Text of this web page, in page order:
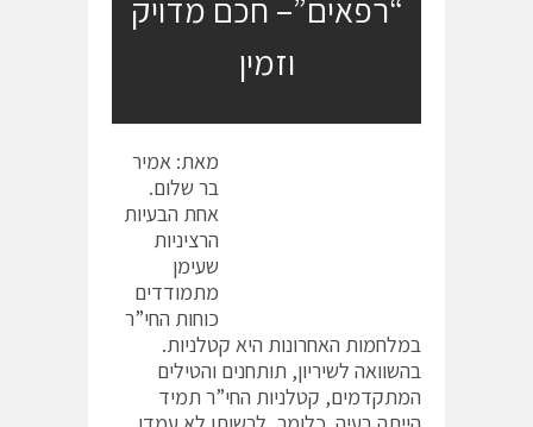
“רפאים”– חכם מדויק
וזמין
מאת: אמיר
בר שלום.
אחת הבעיות
הרציניות
שעימן
מתמודדים
כוחות החי”ר
במלחמות האחרונות היא קטלניות.
בהשוואה לשיריון, תותחנים והטילים
המתקדמים, קטלניות החי”ר תמיד